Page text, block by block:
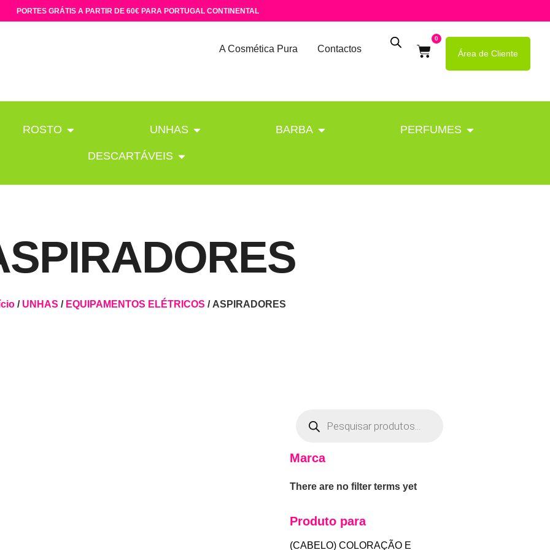
PORTES GRÁTIS A PARTIR DE 60€ PARA PORTUGAL CONTINENTAL
A Cosmética Pura Contactos
0
Área de Cliente
ROSTO UNHAS BARBA PERFUMES
DESCARTÁVEIS
/ UNHAS / EQUIPAMENTOS ELÉTRICOS / ASPIRADORES
Marca
There are no filter terms yet
Produto para
(CABELO) COLORAÇÃO E